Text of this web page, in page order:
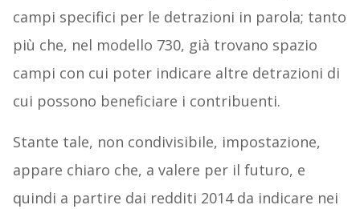
campi specifici per le detrazioni in parola; tanto
più che, nel modello 730, già trovano spazio
campi con cui poter indicare altre detrazioni di
cui possono beneficiare i contribuenti.
Stante tale, non condivisibile, impostazione,
appare chiaro che, a valere per il futuro, e
quindi a partire dai redditi 2014 da indicare nei